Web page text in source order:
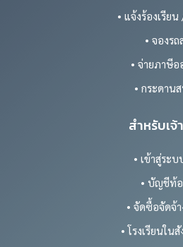
• แจ้งร้องเรีย
• จองรถ
• จ่ายภาษี
• กระดาน
สำหรับเจ้
• เข้าสู่ระ
• บัญชีท้
• จัดซื้อจัดจ้
• โรงเรียนใน